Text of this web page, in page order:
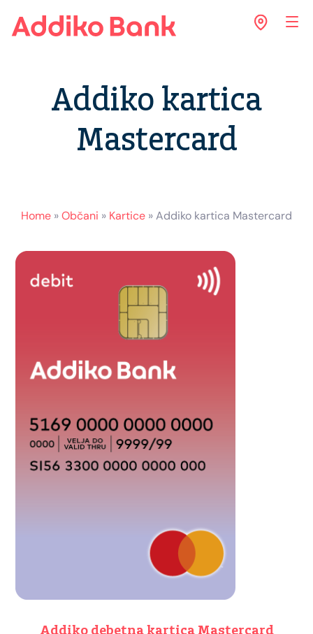
Addiko kartica
Mastercard
Home »Občani » Kartice »Addiko kartica Mastercard